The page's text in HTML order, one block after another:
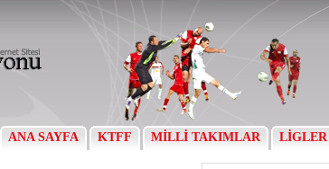
ANA SAYFA KTFF MİLLİ TAKIMLAR LİGLER